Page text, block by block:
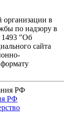
организации в
по надзору в
1493 "Об
сайта
РФ